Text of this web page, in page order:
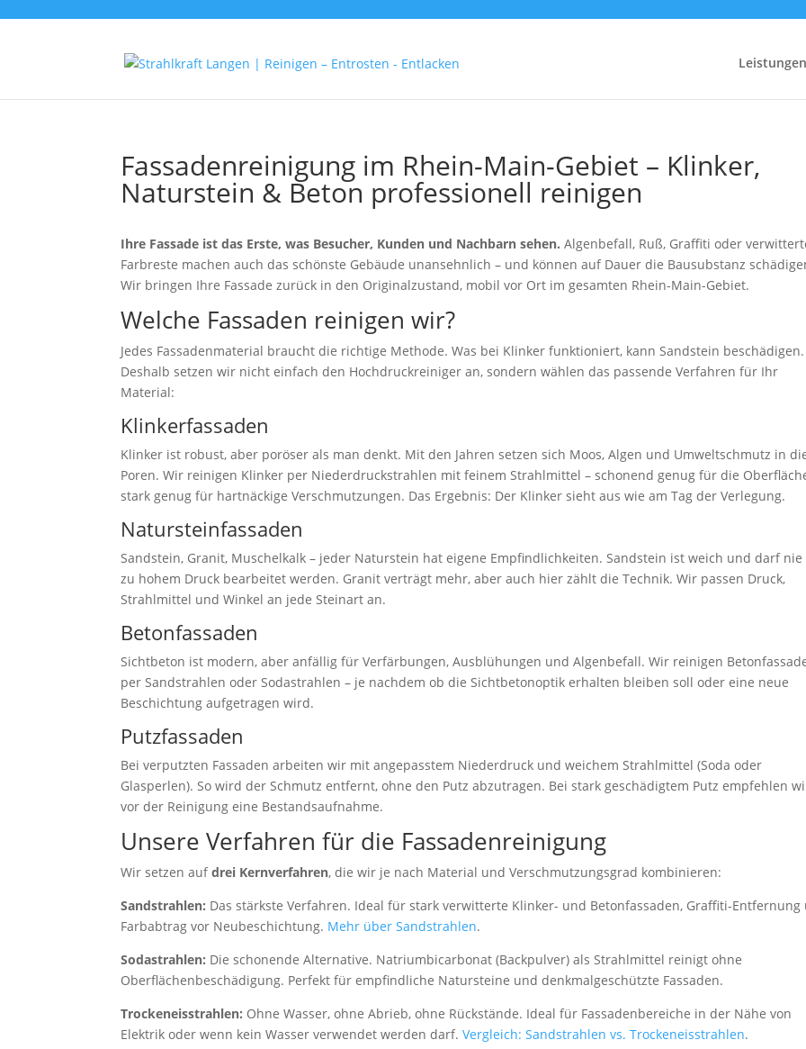
Leistungen
Fassadenreinigung im Rhein-Main-Gebiet – Klinker,
Naturstein & Beton professionell reinigen
Ihre Fassade ist das Erste, was Besucher, Kunden und Nachbarn sehen. Algenbefall, Ruß, Graffiti oder
Farbreste machen auch das schönste Gebäude unansehnlich – und können auf Dauer die Bausubstanz
Wir bringen Ihre Fassade zurück in den Originalzustand, mobil vor Ort im gesamten Rhein-Main-Gebiet.
Welche Fassaden reinigen wir?
Jedes Fassadenmaterial braucht die richtige Methode. Was bei Klinker funktioniert, kann Sandstein beschädigen.
Deshalb setzen wir nicht einfach den Hochdruckreiniger an, sondern wählen das passende Verfahren für Ihr
Material:
Klinkerfassaden
Klinker ist robust, aber poröser als man denkt. Mit den Jahren setzen sich Moos, Algen und Umweltschmutz in
Poren. Wir reinigen Klinker per Niederdruckstrahlen mit feinem Strahlmittel – schonend genug für die
stark genug für hartnäckige Verschmutzungen. Das Ergebnis: Der Klinker sieht aus wie am Tag der Verlegung.
Natursteinfassaden
Sandstein, Granit, Muschelkalk – jeder Naturstein hat eigene Empfindlichkeiten. Sandstein ist weich und darf
zu hohem Druck bearbeitet werden. Granit verträgt mehr, aber auch hier zählt die Technik. Wir passen Druck,
Strahlmittel und Winkel an jede Steinart an.
Betonfassaden
Sichtbeton ist modern, aber anfällig für Verfärbungen, Ausblühungen und Algenbefall. Wir reinigen
per Sandstrahlen oder Sodastrahlen – je nachdem ob die Sichtbetonoptik erhalten bleiben soll oder eine neue
Beschichtung aufgetragen wird.
Putzfassaden
Bei verputzten Fassaden arbeiten wir mit angepasstem Niederdruck und weichem Strahlmittel (Soda oder
Glasperlen). So wird der Schmutz entfernt, ohne den Putz abzutragen. Bei stark geschädigtem Putz empfehlen
vor der Reinigung eine Bestandsaufnahme.
Unsere Verfahren für die Fassadenreinigung
Wir setzen aufdrei Kernverfahren, die wir je nach Material und Verschmutzungsgrad kombinieren:
Sandstrahlen: Das stärkste Verfahren. Ideal für stark verwitterte Klinker- und Betonfassaden, Graffiti-Entfernung
Farbabtrag vor Neubeschichtung. Mehr über Sandstrahlen.
Sodastrahlen: Die schonende Alternative. Natriumbicarbonat (Backpulver) als Strahlmittel reinigt ohne
Oberflächenbeschädigung. Perfekt für empfindliche Natursteine und denkmalgeschützte Fassaden.
Trockeneisstrahlen: Ohne Wasser, ohne Abrieb, ohne Rückstände. Ideal für Fassadenbereiche in der Nähe von
Elektrik oder wenn kein Wasser verwendet werden darf.Vergleich: Sandstrahlen vs. Trockeneisstrahlen.